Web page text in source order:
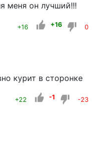
меня он лучший!!!
+16 +16 0
курит в сторонке
+22 -1 -23